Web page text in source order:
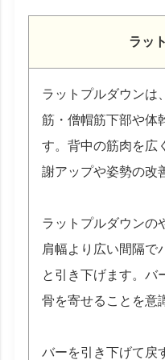
ラッ
ラットプルダウンは
筋・僧帽筋下部や体
す。背中の筋肉を広
謝アップや姿勢の改
ラットプルダウンの
肩幅より広い間隔で
と引き下げます。バ
骨を寄せることを意
バーを引き下げて戻